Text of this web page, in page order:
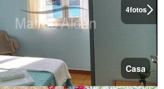
4fotos
Casa